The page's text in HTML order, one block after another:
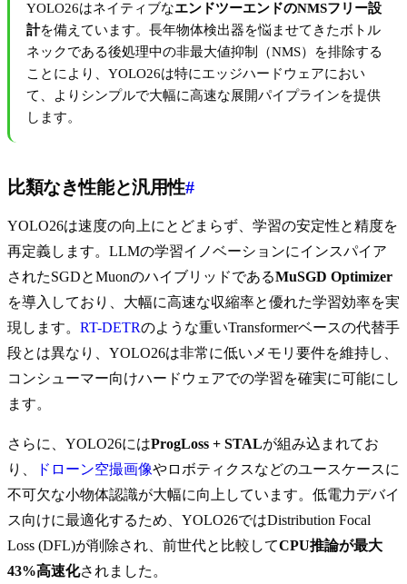
YOLO26はネイティブなエンドツーエンドのNMSフリー設
計を備えています。長年物体検出器を悩ませてきたボトル
ネックである後処理中の非最大値抑制（NMS）を排除する
ことにより、YOLO26は特にエッジハードウェアにおい
て、よりシンプルで大幅に高速な展開パイプラインを提供
します。
比類なき性能と汎用性#
YOLO26は速度の向上にとどまらず、学習の安定性と精度を
再定義します。LLMの学習イノベーションにインスパイア
されたSGDとMuonのハイブリッドであるMuSGD Optimizer
を導入しており、大幅に高速な収縮率と優れた学習効率を実
現します。 RT-DETRのような重いTransformerベースの代替手
段とは異なり、YOLO26は非常に低いメモリ要件を維持し、
コンシューマー向けハードウェアでの学習を確実に可能にし
ます。
さらに、YOLO26にはProgLoss + STALが組み込まれてお
り、
ドローン空撮画像やロボティクスなどのユースケースに
不可欠な小物体認識が大幅に向上しています。低電力デバイ
ス向けに最適化するため、YOLO26ではDistribution Focal
Loss (DFL)が削除され、前世代と比較してCPU推論が最大
43%高速化されました。